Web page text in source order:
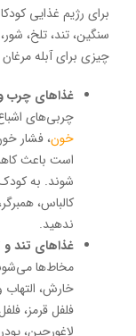
برای رژیم غذایی
سنگین، تند، تلخ،
چیزی برای آبله
غذاهای چرب
چربی‌های
خون، فشار
است باعث
شوند. به
کالباس،
ندهید.
غذاهای تند و
مخاط‌ها
خارش،
فلفل قرمز،
لاغورچین،